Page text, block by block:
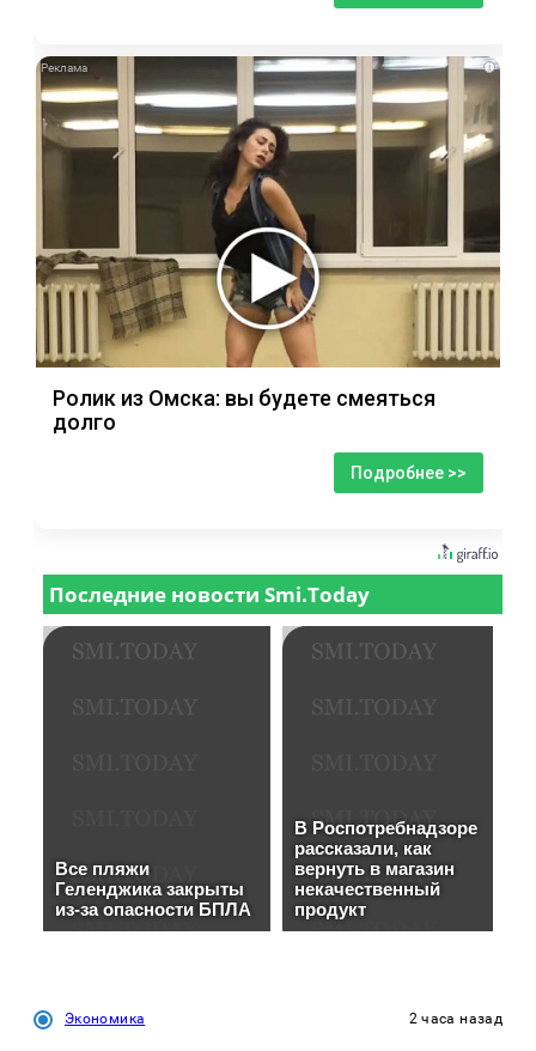
i
Ролик из Омска: вы будете смеяться
долго
Подробнее >>
Экономика 2 часа назад